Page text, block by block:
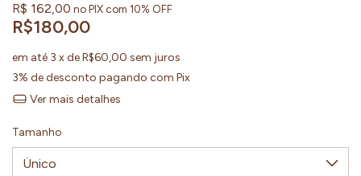
R$ 162,00 no PIX com 10% OFF
R$180,00
em até 3 x deR$60,00 sem juros
3% de desconto pagando com Pix
Ver mais detalhes
Tamanho